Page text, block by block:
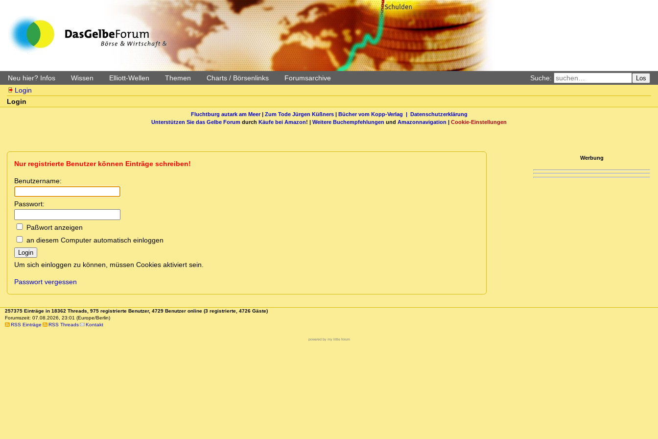
Neu hier? Infos Wissen Elliott-Wellen Themen Charts / Börsenlinks Forumsarchive Suche: Los
Login
Login
Fluchtburg autark am Meer| Zum Tode Jürgen Küßners| Bücher vom Kopp-Verlag | Datenschutzerklärung
Unterstützen Sie das Gelbe Forum durch Käufe bei Amazon! | Weitere Buchempfehlungen und Amazonnavigation | Cookie-Einstellungen
Nur registrierte Benutzer können Einträge schreiben!
Benutzername:
Passwort:
Paßwort anzeigen
an diesem Computer automatisch einloggen
Login
Um sich einloggen zu können, müssen Cookies aktiviert sein.
Passwort vergessen
Werbung
257375 Einträge in 18362 Threads, 975 registrierte Benutzer, 4729 Benutzer online (3 registrierte, 4726 Gäste)
Forumszeit: 07.08.2026, 23:01 (Europe/Berlin)
RSS Einträge
RSS Threads Kontakt
powered by my little forum